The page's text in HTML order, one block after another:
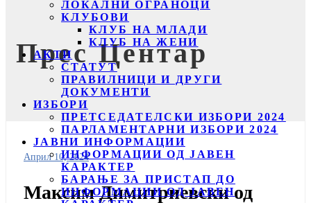
ЛОКАЛНИ ОГРАНОЦИ
КЛУБОВИ
КЛУБ НА МЛАДИ
КЛУБ НА ЖЕНИ
АКТИ
СТАТУТ
ПРАВИЛНИЦИ И ДРУГИ
ДОКУМЕНТИ
ИЗБОРИ
ПРЕТСЕДАТЕЛСКИ ИЗБОРИ 2024
ПАРЛАМЕНТАРНИ ИЗБОРИ 2024
ЈАВНИ ИНФОРМАЦИИ
ИНФОРМАЦИИ ОД ЈАВЕН
КАРАКТЕР
БАРАЊЕ ЗА ПРИСТАП ДО
ИНФОРМАЦИИ ОД ЈАВЕН
Прес Центар
Април 10, 2024
Максим Димитриевски од